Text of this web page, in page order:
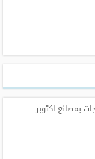
بمصانع اكتوبر